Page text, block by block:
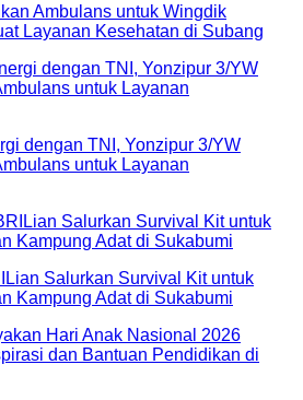
Ambulans untuk Wingdik
Layanan Kesehatan di Subang
dengan TNI, Yonzipur 3/YW
untuk Layanan
Salurkan Survival Kit untuk
Kampung Adat di Sukabumi